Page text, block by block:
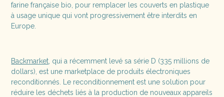
farine française bio, pour remplacer les couverts en plastique
à usage unique qui vont progressivement être interdits en
Europe.
Backmarket , qui a récemment levé sa série D (335 millions de
dollars), est une marketplace de produits électroniques
reconditionnés. Le reconditionnement est une solution pour
réduire les déchets liés à la production de nouveaux appareils